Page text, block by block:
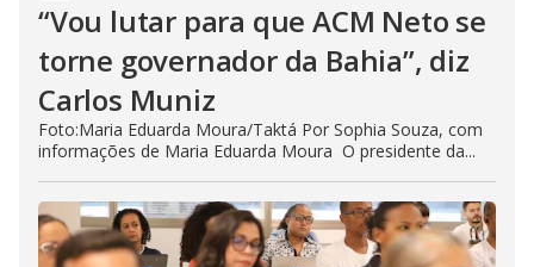
“Vou lutar para que ACM Neto se
torne governador da Bahia”, diz
Carlos Muniz
Foto:Maria Eduarda Moura/Taktá Por Sophia Souza, com
informações de Maria Eduarda Moura O presidente da...